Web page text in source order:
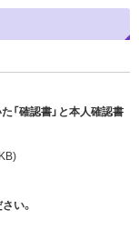
「確認書」と本人確認書
い。